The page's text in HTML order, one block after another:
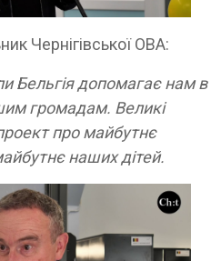
Чернігівської ОВА:
Бельгія допомагає нам в
громадам. Великі
про майбутнє
наших дітей.